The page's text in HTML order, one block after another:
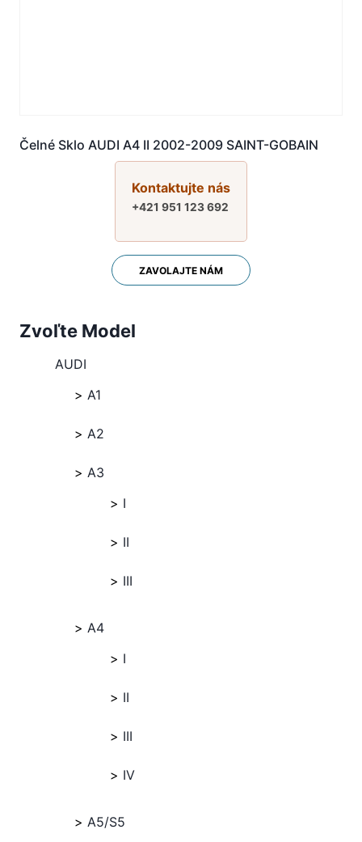
Čelné Sklo AUDI A4 II 2002-2009 SAINT-GOBAIN
Kontaktujte nás
+421 951 123 692
ZAVOLAJTE NÁM
Zvoľte Model
AUDI
A1
A2
A3
I
II
III
A4
I
II
III
IV
A5/S5